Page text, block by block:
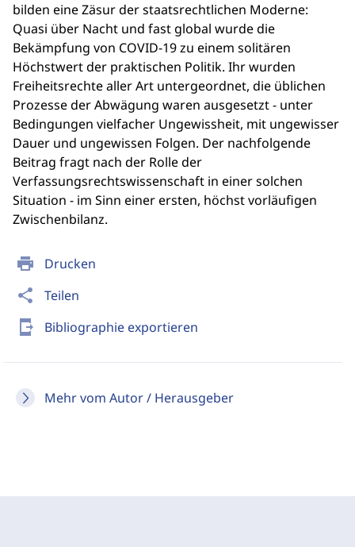
print Drucken
share Teilen
send_to_mobile Bibliographie exportieren
Mehr vom Autor / Herausgeber
bilden eine Zäsur der staatsrechtlichen Moderne:
Quasi über Nacht und fast global wurde die
Bekämpfung von COVID-19 zu einem solitären
Höchstwert der praktischen Politik. Ihr wurden
Freiheitsrechte aller Art untergeordnet, die üblichen
Prozesse der Abwägung waren ausgesetzt - unter
Bedingungen vielfacher Ungewissheit, mit ungewisser
Dauer und ungewissen Folgen. Der nachfolgende
Beitrag fragt nach der Rolle der
Verfassungsrechtswissenschaft in einer solchen
Situation - im Sinn einer ersten, höchst vorläufigen
Zwischenbilanz.